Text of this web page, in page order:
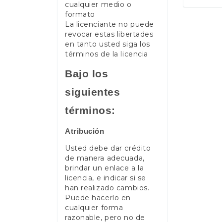
cualquier medio o
formato
La licenciante no puede
revocar estas libertades
en tanto usted siga los
términos de la licencia
Bajo los
siguientes
términos:
Atribución
Usted debe dar crédito
de manera adecuada,
brindar un enlace a la
licencia, e indicar si se
han realizado cambios.
Puede hacerlo en
cualquier forma
razonable, pero no de